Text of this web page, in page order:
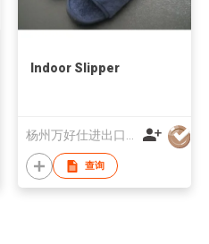
Indoor Slipper
查询